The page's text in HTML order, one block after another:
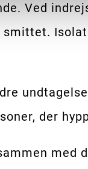
Ved
der